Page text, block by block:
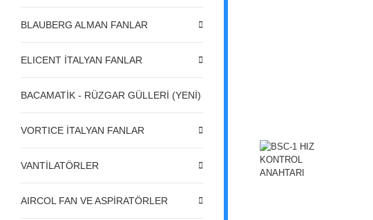
BLAUBERG ALMAN FANLAR
ELICENT İTALYAN FANLAR
BACAMATİK - RÜZGAR GÜLLERİ (YENİ)
VORTICE İTALYAN FANLAR
VANTİLATÖRLER
AIRCOL FAN VE ASPİRATÖRLER